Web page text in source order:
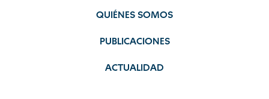
QUIÉNES SOMOS
PUBLICACIONES
ACTUALIDAD